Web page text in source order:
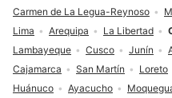
Lima Arequipa La Libertad
Lambayeque
Cusco Junín
Cajamarca
San Martín Loreto
Huánuco
Ayacucho
Carmen de La Legua-Reynoso